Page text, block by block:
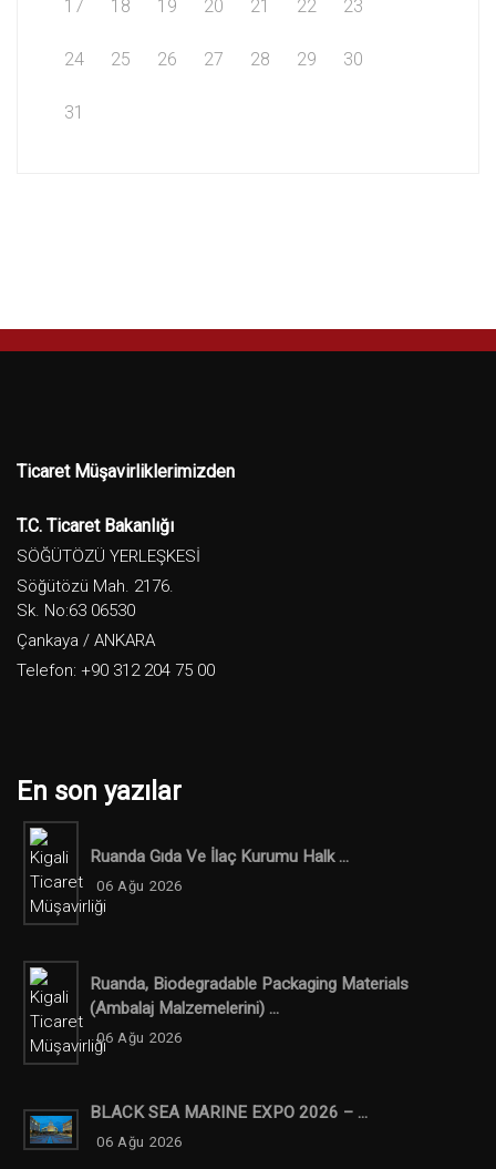
17 18 19 20 21 22 23
24 25 26 27 28 29 30
31
Ticaret Müşavirliklerimizden
T.C. Ticaret Bakanlığı
SÖĞÜTÖZÜ YERLEŞKESİ
Söğütözü Mah. 2176.
Sk. No:63 06530
Çankaya / ANKARA
Telefon: +90 312 204 75 00
En son yazılar
Ruanda Gıda Ve İlaç Kurumu Halk ...
06 Ağu 2026
Ruanda, Biodegradable Packaging Materials
(ambalaj Malzemelerini) ...
06 Ağu 2026
BLACK SEA MARINE EXPO 2026 – ...
06 Ağu 2026